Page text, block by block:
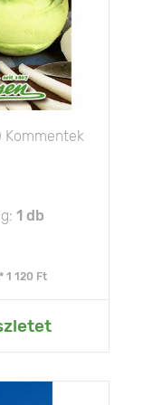
Kommentek
1 db
1 120 Ft